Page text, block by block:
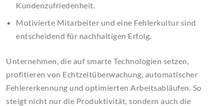
Kundenzufriedenheit.
Motivierte Mitarbeiter und eine Fehlerkultur sind
entscheidend für nachhaltigen Erfolg.
Unternehmen, die auf smarte Technologien setzen,
profitieren von Echtzeitüberwachung, automatischer
Fehlererkennung und optimierten Arbeitsabläufen. So
steigt nicht nur die Produktivität, sondern auch die